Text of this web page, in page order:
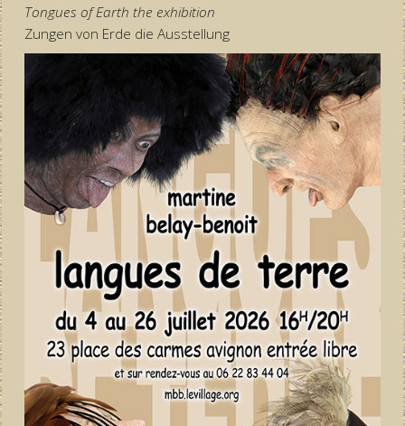
Tongues of Earth the exhibition
Zungen von Erde die Ausstellung